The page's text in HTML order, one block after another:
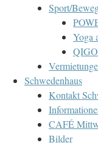
Sport/
Yoga
Schwedenhaus
Kontakt
CAFÉ
Bilder